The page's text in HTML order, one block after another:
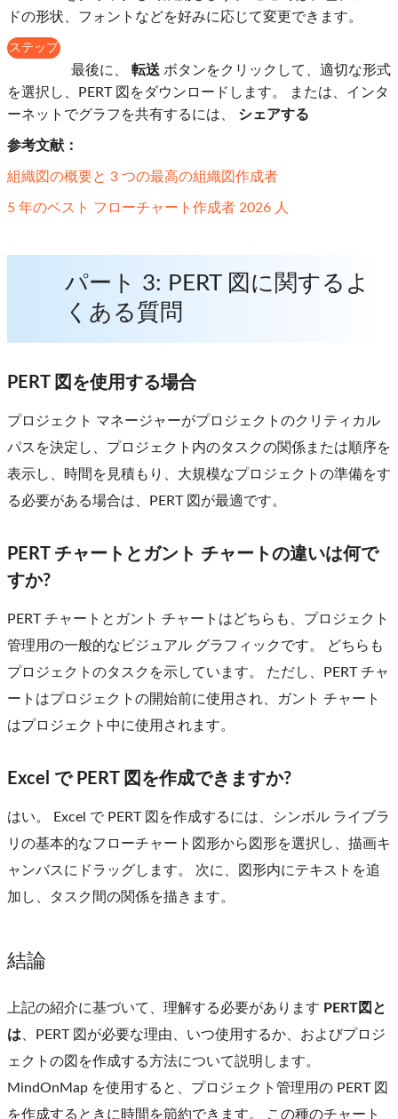
ドの形状、フォントなどを好みに応じて変更できます。
ステップ
最後に、 転送 ボタンをクリックして、適切な形式
を選択し、PERT 図をダウンロードします。 または、インタ
ーネットでグラフを共有するには、 シェアする
参考文献：
組織図の概要と 3 つの最高の組織図作成者
5 年のベスト フローチャート作成者 2026 人
パート 3: PERT 図に関するよ
くある質問
PERT 図を使用する場合
プロジェクト マネージャーがプロジェクトのクリティカル
パスを決定し、プロジェクト内のタスクの関係または順序を
表示し、時間を見積もり、大規模なプロジェクトの準備をす
る必要がある場合は、PERT 図が最適です。
PERT チャートとガント チャートの違いは何で
すか?
PERT チャートとガント チャートはどちらも、プロジェクト
管理用の一般的なビジュアル グラフィックです。 どちらも
プロジェクトのタスクを示しています。 ただし、PERT チャ
ートはプロジェクトの開始前に使用され、ガント チャート
はプロジェクト中に使用されます。
Excel で PERT 図を作成できますか?
はい。 Excel で PERT 図を作成するには、シンボル ライブラ
リの基本的なフローチャート図形から図形を選択し、描画キ
ャンバスにドラッグします。 次に、図形内にテキストを追
加し、タスク間の関係を描きます。
結論
上記の紹介に基づいて、理解する必要があります PERT図と
は 、PERT 図が必要な理由、いつ使用するか、およびプロジ
ェクトの図を作成する方法について説明します。
MindOnMap を使用すると、プロジェクト管理用の PERT 図
を作成するときに時間を節約できます。 この種のチャート